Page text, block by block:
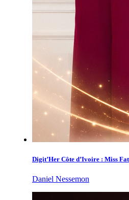
Digit’Her Côte d’Ivoire : Miss
Daniel Nessemon